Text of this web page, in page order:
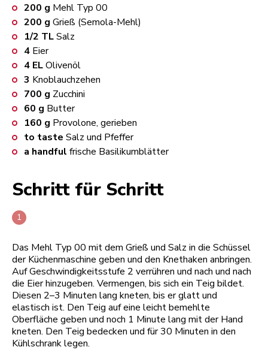
200 g Mehl Typ 00
200 g Grieß (Semola-Mehl)
1/2 TLSalz
4 Eier
4 ELOlivenöl
3 Knoblauchzehen
700 g Zucchini
60 g Butter
160 g Provolone, gerieben
to taste Salz und Pfeffer
a handful frische Basilikumblätter
Schritt für Schritt
Das Mehl Typ 00 mit dem Grieß und Salz in die Schüssel
der Küchenmaschine geben und den Knethaken anbringen.
Auf Geschwindigkeitsstufe 2 verrühren und nach und nach
die Eier hinzugeben. Vermengen, bis sich ein Teig bildet.
Diesen 2–3 Minuten lang kneten, bis er glatt und
elastisch ist. Den Teig auf eine leicht bemehlte
Oberfläche geben und noch 1 Minute lang mit der Hand
kneten. Den Teig bedecken und für 30 Minuten in den
Kühlschrank legen.